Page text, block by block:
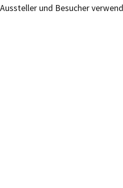
Aussteller und Besucher